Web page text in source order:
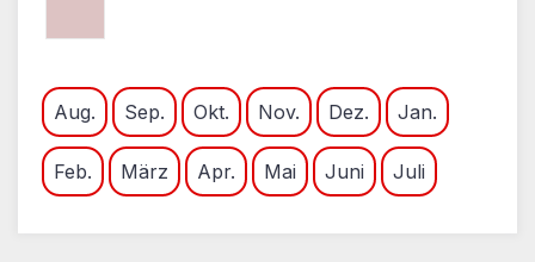
Aug. Sep. Okt. Nov. Dez. Jan.
Feb. März Apr. Mai Juni Juli